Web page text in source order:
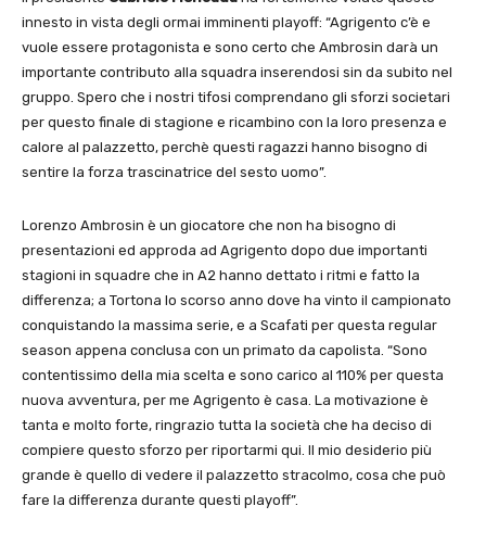
innesto in vista degli ormai imminenti playoff: “Agrigento c’è e
vuole essere protagonista e sono certo che Ambrosin darà un
importante contributo alla squadra inserendosi sin da subito nel
gruppo. Spero che i nostri tifosi comprendano gli sforzi societari
per questo finale di stagione e ricambino con la loro presenza e
calore al palazzetto, perchè questi ragazzi hanno bisogno di
sentire la forza trascinatrice del sesto uomo”.
Lorenzo Ambrosin è un giocatore che non ha bisogno di
presentazioni ed approda ad Agrigento dopo due importanti
stagioni in squadre che in A2 hanno dettato i ritmi e fatto la
differenza; a Tortona lo scorso anno dove ha vinto il campionato
conquistando la massima serie, e a Scafati per questa regular
season appena conclusa con un primato da capolista. “Sono
contentissimo della mia scelta e sono carico al 110% per questa
nuova avventura, per me Agrigento è casa. La motivazione è
tanta e molto forte, ringrazio tutta la società che ha deciso di
compiere questo sforzo per riportarmi qui. Il mio desiderio più
grande è quello di vedere il palazzetto stracolmo, cosa che può
fare la differenza durante questi playoff”.